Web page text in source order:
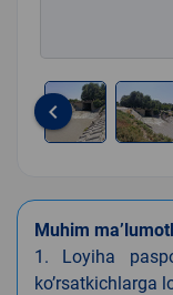
of
4
keyboard_arrow_left
Muhim
1. Loyiha
koʼrsatkichlarga